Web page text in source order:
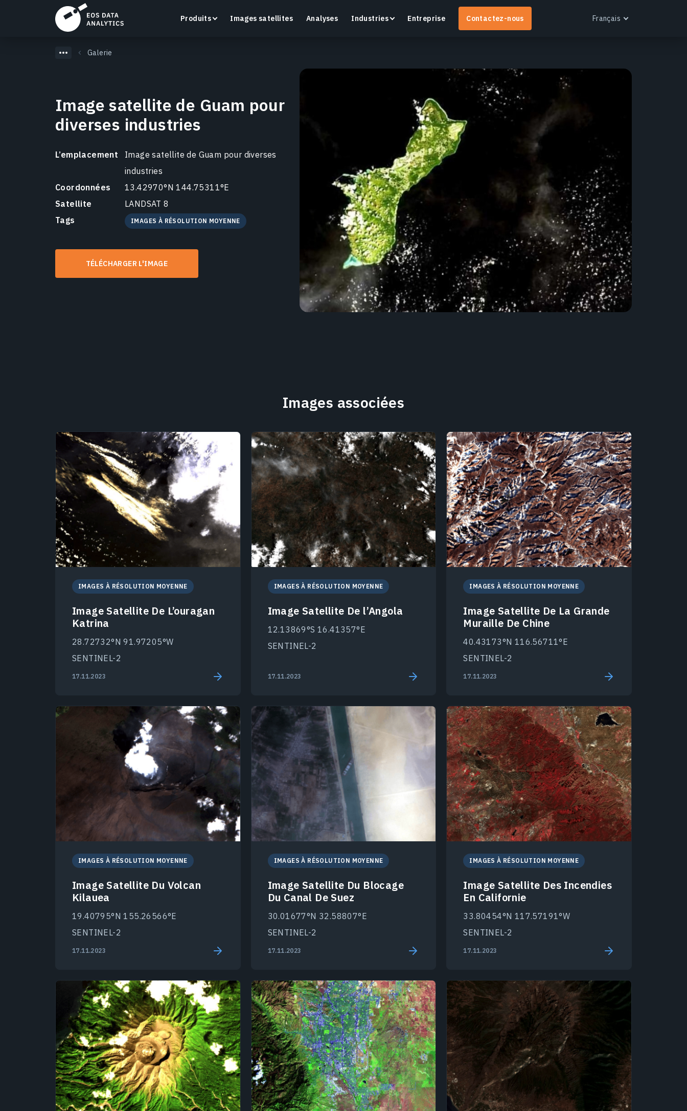
Produits
LandViewer
Recherchez, visualisez et analysez des images
satellite directement dans votre navigateur.
En savoir plus
Crop Monitoring
Suivez la santé des cultures et l’état des champs
grâce à une plateforme intelligente d’agriculture de
En savoir plus
EOS RayVision
Obtenez des rapports analytiques personnalisés
avec des visualisations avancées pour tout secteur.
Images satellites Analyses Industries Entreprise Contactez-nous Français
Galerie
Image satellite de Guam pour
diverses industries
L’emplacement
Image satellite de Guam pour diverses
industries
Coordonnées
13.42970°N 144.75311°E
Satellite
LANDSAT 8
Tags
IMAGES À RÉSOLUTION MOYENNE
TÉLÉCHARGER L'IMAGE
Images associées
IMAGES À RÉSOLUTION MOYENNE
Image Satellite De L’ouragan
Katrina
28.72732°N 91.97205°W
SENTINEL-2
17.11.2023
IMAGES À RÉSOLUTION MOYENNE
Image Satellite De l’Angola
12.13869°S 16.41357°E
SENTINEL-2
17.11.2023
IMAGES À RÉSOLUTION MOYENNE
Image Satellite De La Grande
Muraille De Chine
40.43173°N 116.56711°E
SENTINEL-2
17.11.2023
IMAGES À RÉSOLUTION MOYENNE
Image Satellite Du Volcan
Kilauea
19.40795°N 155.26566°E
SENTINEL-2
17.11.2023
IMAGES À RÉSOLUTION MOYENNE
Image Satellite Du Blocage
Du Canal De Suez
30.01677°N 32.58807°E
SENTINEL-2
17.11.2023
IMAGES À RÉSOLUTION MOYENNE
Image Satellite Des Incendies
En Californie
33.80454°N 117.57191°W
SENTINEL-2
17.11.2023